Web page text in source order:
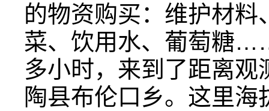
的物资购买：维护材
菜、饮用水、葡萄糖
多小时，来到了距离
陶县布伦口乡。这里